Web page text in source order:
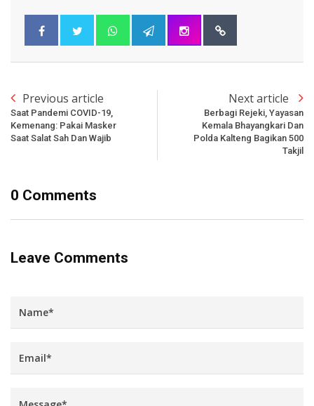
Previous article
Saat Pandemi COVID-19,
Kemenang: Pakai Masker
Saat Salat Sah Dan Wajib
Next article
Berbagi Rejeki, Yayasan
Kemala Bhayangkari Dan
Polda Kalteng Bagikan 500
Takjil
0 Comments
Leave Comments